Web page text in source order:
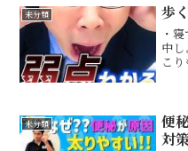
未分類 歩
・
中
こ
いて
未分類
便
対